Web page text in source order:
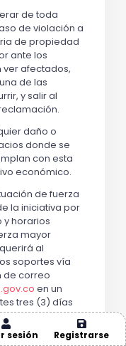
de toda
de violación a
de propiedad
ante los
ver afectados,
de las
y salir al
daño o
donde se
con esta
económico.
de fuerza
la iniciativa por
y horarios
mayor
al
soportes vía
de correo
en un
tres (3) días
un hecho
sesión Registrarse